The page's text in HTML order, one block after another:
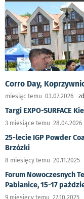
Corro Day,
miesiąc temu 03.07.2026
Targi EXPO-SURFACE
3 miesiące temu 28.04.2026
25-lecie IGP Powder
Brzózki
8 miesięcy temu 20.11.2025
Forum Nowoczesnych
Pabianice, 15-17
9 miesięcy temu 27.10.2025